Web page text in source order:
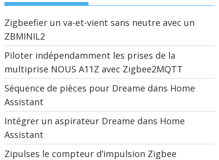
Zigbeefier un va-et-vient sans neutre avec un
ZBMINIL2
Piloter indépendamment les prises de la
multiprise NOUS A11Z avec Zigbee2MQTT
Séquence de pièces pour Dreame dans Home
Assistant
Intégrer un aspirateur Dreame dans Home
Assistant
Zipulses le compteur d’impulsion Zigbee